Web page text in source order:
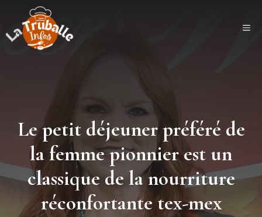
contenu
Le petit déjeuner préféré de
la femme pionnier est un
classique de la nourriture
réconfortante tex-mex